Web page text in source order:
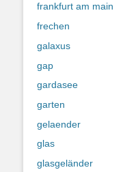
frankfurt am main
frechen
galaxus
gap
gardasee
garten
gelaender
glas
glasgeländer